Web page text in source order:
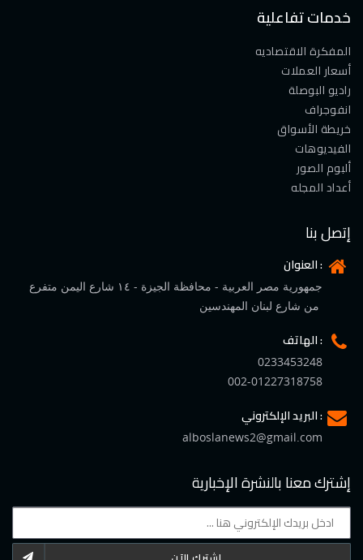
خدمات تفاعلية
المفكرة الاقتصاديه
أسعار العملات
راديو البوصلة
انفوجراف
خريطة الأسواق
الفيديوهات
ألبوم الصور
أعداد المجله
إتصل بنا
العنوان :
جمهورية مصر العربية - محافظة الجيزة - ١٤ شارع اليمن متفرع
الهاتف :
0233453248
002-01227318758
البريد الإلكتروني :
alboslanews2@gmail.com
إشترك معنا بالنشرة الإخبارية